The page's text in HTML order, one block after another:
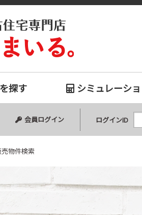
販売物件検索｜名古
探す
ョン
建て
建て
シミュレーシ
会員ログイン ログインID
売物件検索